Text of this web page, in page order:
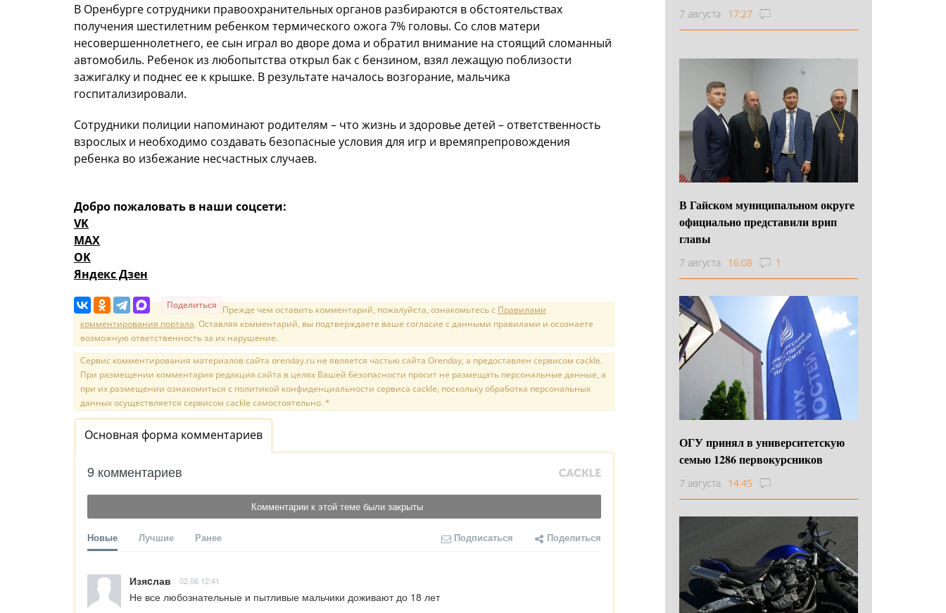
В Оренбурге сотрудники правоохранительных органов разбираются в обстоятельствах
получения шестилетним ребенком термического ожога 7% головы. Со слов матери
несовершеннолетнего, ее сын играл во дворе дома и обратил внимание на стоящий сломанный
автомобиль. Ребенок из любопытства открыл бак с бензином, взял лежащую поблизости
зажигалку и поднес ее к крышке. В результате началось возгорание, мальчика
госпитализировали.
Сотрудники полиции напоминают родителям – что жизнь и здоровье детей – ответственность
взрослых и необходимо создавать безопасные условия для игр и времяпрепровождения
ребенка во избежание несчастных случаев.
Добро пожаловать в наши соцсети:
VK
MAX
OK
Яндекс Дзен
Поделиться Прежде чем оставить комментарий, пожалуйста, ознакомьтесь с Правилами
комментирования портала. Оставляя комментарий, вы подтверждаете ваше согласие с данными правилами и осознаете
возможную ответственность за их нарушение.
Сервис комментирования материалов сайта orenday.ru не является частью сайта Orenday, а предоставлен сервисом cackle.
При размещении комментария редакция сайта в целях Вашей безопасности просит не размещать персональные данные, а
при их размещении ознакомиться с политикой конфиденциальности сервиса cackle, поскольку обработка персональных
данных осуществляется сервисом cackle самостоятельно. *
Основная форма комментариев
9 комментариев
Комментарии к этой теме были закрыты
Новые Лучшие Ранее Подписаться Поделиться
Изяcлав 02.06 12:41
Не все любознательные и пытливые мальчики доживают до 18 лет
7 августа 17:27
В Гайском муниципальном округе
официально представили врип
главы
7 августа 16:08 1
ОГУ принял в университетскую
семью 1286 первокурсников
7 августа 14:45